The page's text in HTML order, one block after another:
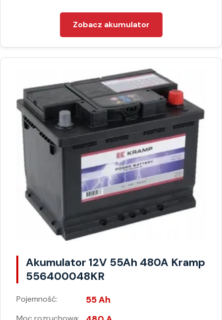
Zobacz akumulator
Akumulator 12V 55Ah 480A Kramp
556400048KR
Pojemność: 55 Ah